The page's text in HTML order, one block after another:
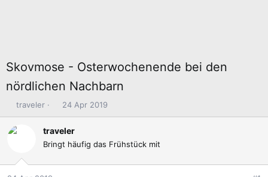
Skovmose - Osterwochenende bei den
nördlichen Nachbarn
E
r
s
l
traveler
E
r
s
t
l
24 Apr 2019
traveler
Bringt häufig das Frühstück mit